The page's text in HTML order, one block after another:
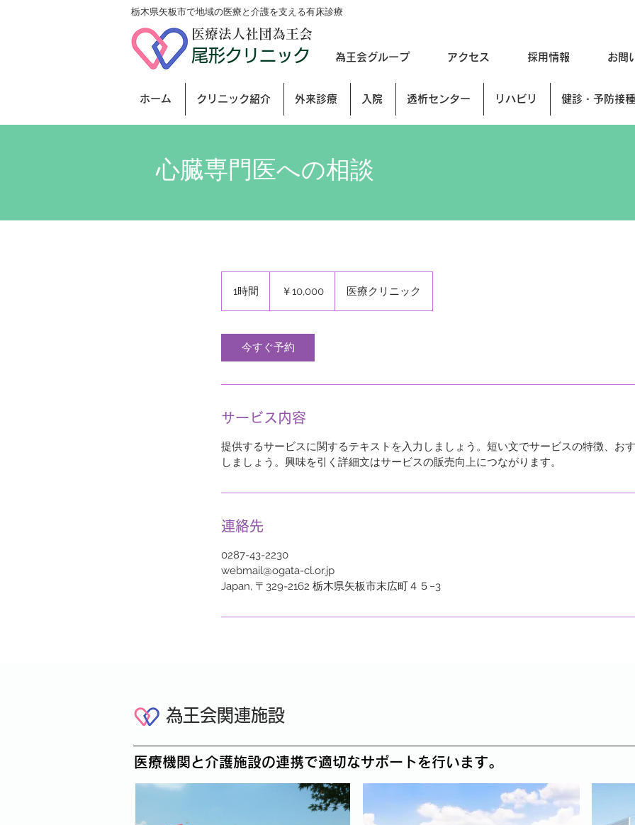
栃木県矢板市で地域の医療と介護を支える有床診療
医療法人社団為王会
尾形クリニック 為王会グループ アクセス 採用情報 お問
ホーム クリニック紹介 外来診療 入院 透析センター リハビリ 健診・予防接
心臓専門医への相談
1時間 ￥10,000 医療クリニック
今すぐ予約
サービス内容
提供するサービスに関するテキストを入力しましょう。短い文でサービスの特徴、お
しましょう。興味を引く詳細文はサービスの販売向上につながります。
連絡先
0287-43-2230
webmail@ogata-cl.or.jp
Japan, 〒329-2162 栃木県矢板市末広町４５−3
為王会関連施設
医療機関と介護施設の連携で適切なサポートを行います。